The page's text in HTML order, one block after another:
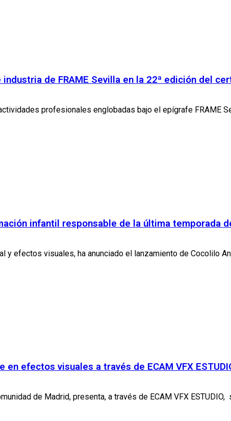
de FRAME Sevilla en la 22ª edición del
profesionales englobadas bajo el epígrafe FRAME
infantil responsable de la última temporada de
efectos visuales, ha anunciado el lanzamiento de Cocolilo
efectos visuales a través de ECAM VFX
de Madrid, presenta, a través de ECAM VFX ESTUDIO,